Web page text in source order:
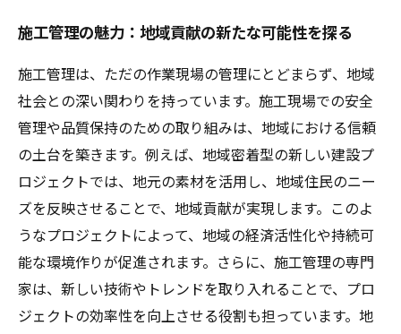
取り組み
調和の取れた未来へ：施工管理の最新トレンド
と技術
あなたもできる地域貢献：施工管理で叶える持
続可能な社会
仲間とともに進む道：施工管理による地域貢献
の未来像
施工管理の魅力：地域貢献の新たな可能性を探る
施工管理は、ただの作業現場の管理にとどまらず、地域
社会との深い関わりを持っています。施工現場での安全
管理や品質保持のための取り組みは、地域における信頼
の土台を築きます。例えば、地域密着型の新しい建設プ
ロジェクトでは、地元の素材を活用し、地域住民のニー
ズを反映させることで、地域貢献が実現します。このよ
うなプロジェクトによって、地域の経済活性化や持続可
能な環境作りが促進されます。さらに、施工管理の専門
家は、新しい技術やトレンドを取り入れることで、プロ
ジェクトの効率性を向上させる役割も担っています。地